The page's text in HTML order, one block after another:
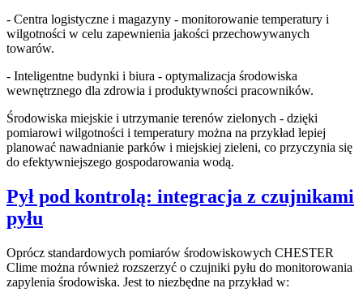
- Centra logistyczne i magazyny - monitorowanie temperatury i
wilgotności w celu zapewnienia jakości przechowywanych
towarów.
- Inteligentne budynki i biura - optymalizacja środowiska
wewnętrznego dla zdrowia i produktywności pracowników.
Środowiska miejskie i utrzymanie terenów zielonych - dzięki
pomiarowi wilgotności i temperatury można na przykład lepiej
planować nawadnianie parków i miejskiej zieleni, co przyczynia się
do efektywniejszego gospodarowania wodą.
Pył pod kontrolą: integracja z czujnikami
pyłu
Oprócz standardowych pomiarów środowiskowych CHESTER
Clime można również rozszerzyć o czujniki pyłu do monitorowania
zapylenia środowiska. Jest to niezbędne na przykład w: